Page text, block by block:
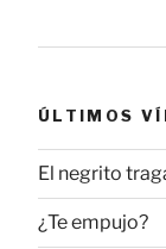
ÚLTIMOS
El negrito
¿Te empujo?